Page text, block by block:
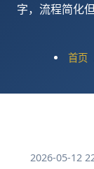
字，流程简化
首页
2026-05-12